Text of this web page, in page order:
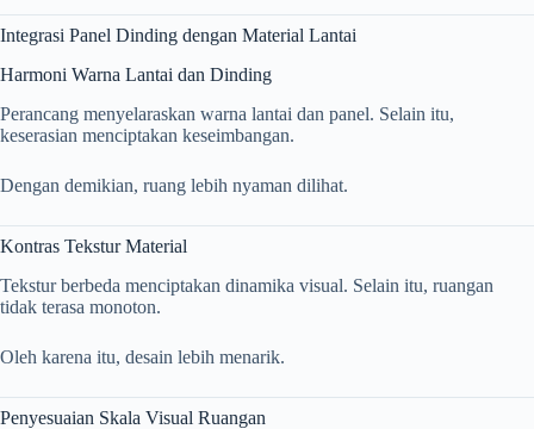
Integrasi Panel Dinding dengan Material Lantai
Harmoni Warna Lantai dan Dinding
Perancang menyelaraskan warna lantai dan panel. Selain itu,
keserasian menciptakan keseimbangan.
Dengan demikian, ruang lebih nyaman dilihat.
Kontras Tekstur Material
Tekstur berbeda menciptakan dinamika visual. Selain itu, ruangan
tidak terasa monoton.
Oleh karena itu, desain lebih menarik.
Penyesuaian Skala Visual Ruangan